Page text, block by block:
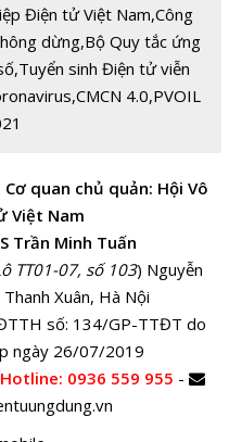
Điện tử Việt Nam,Công
dừng,Bộ Quy tắc ứng
,Tuyển sinh Điện tử viễn
,CMCN 4.0,PVOIL
quan chủ quản: Hội Vô
Việt Nam
Trần Minh Tuấn
TT01-07, số 103) Nguyễn
Xuân, Hà Nội
số: 134/GP-TTĐT do
ngày 26/07/2019
Hotline: 0936 559 955 -